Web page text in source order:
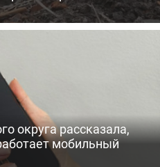
округа рассказала,
мобильный